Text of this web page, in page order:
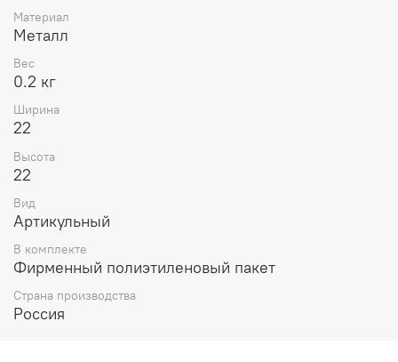
Материал
Металл
Вес
0.2 кг
Ширина
22
Высота
22
Вид
Артикульный
В комплекте
Фирменный полиэтиленовый пакет
Страна производства
Россия